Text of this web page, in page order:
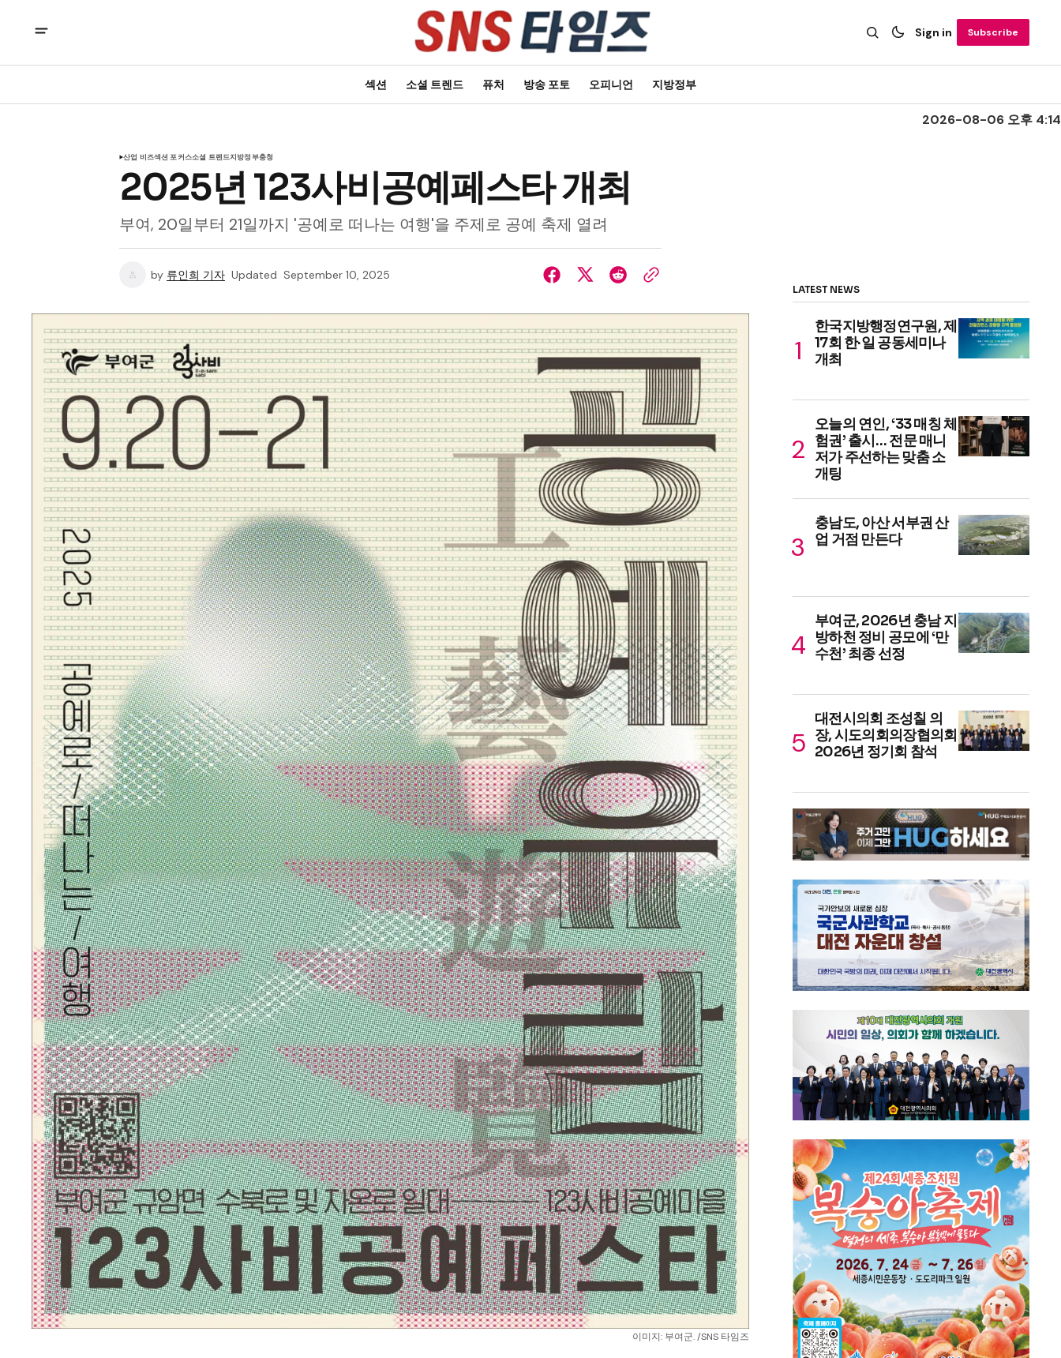
Sign in Subscribe
섹션 소셜 트렌드 퓨처 방송 포토 오피니언 지방정부
2026-08-06 오후 4:14
산업 비즈섹션 포커스소셜 트렌드지방정부충청
2025년 123사비공예페스타 개최
부여, 20일부터 21일까지 '공예로 떠나는 여행'을 주제로 공예 축제 열려
by 류인희 기자 Updated September 10, 2025
이미지: 부여군. /SNS 타임즈
LATEST NEWS
한국지방행정연구원, 제
17회 한·일 공동세미나
개최
오늘의 연인, ‘33 매칭 체
험권’ 출시… 전문 매니
저가 주선하는 맞춤 소
개팅
충남도, 아산 서부권 산
업 거점 만든다
부여군, 2026년 충남 지
방하천 정비 공모에 ‘만
수천’ 최종 선정
대전시의회 조성칠 의
장, 시도의회의장협의회
2026년 정기회 참석